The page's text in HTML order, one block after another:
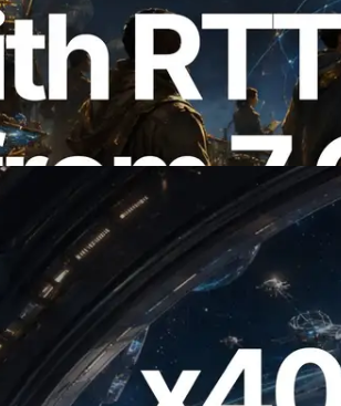
Solana Leader Slot API
từ 7 khu vực toàn cầu —
API cũng chính